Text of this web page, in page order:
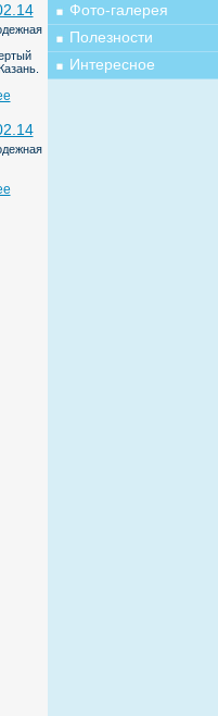
Фото-галерея
Полезности
Интересное